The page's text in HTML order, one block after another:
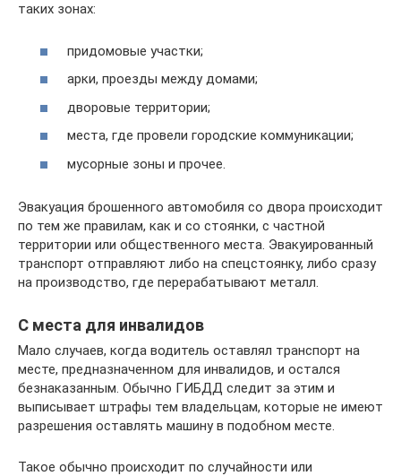
таких зонах:
придомовые участки;
арки, проезды между домами;
дворовые территории;
места, где провели городские коммуникации;
мусорные зоны и прочее.
Эвакуация брошенного автомобиля со двора происходит
по тем же правилам, как и со стоянки, с частной
территории или общественного места. Эвакуированный
транспорт отправляют либо на спецстоянку, либо сразу
на производство, где перерабатывают металл.
С места для инвалидов
Мало случаев, когда водитель оставлял транспорт на
месте, предназначенном для инвалидов, и остался
безнаказанным. Обычно ГИБДД следит за этим и
выписывает штрафы тем владельцам, которые не имеют
разрешения оставлять машину в подобном месте.
Такое обычно происходит по случайности или